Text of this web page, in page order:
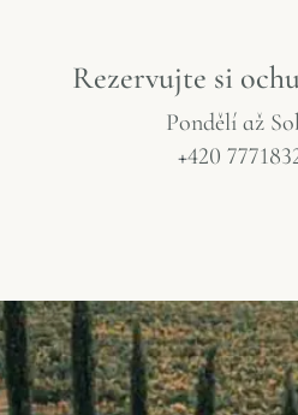
Rezervujte si
Pondělí až
+420